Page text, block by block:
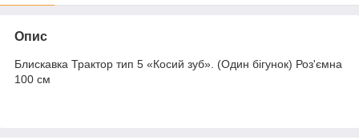
Опис
Блискавка Трактор тип 5 «Косий зуб». (Один бігунок) Роз'ємна
100 см